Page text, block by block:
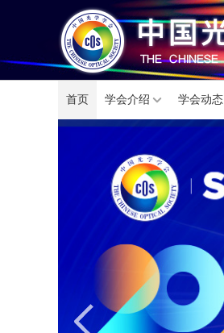
首页 学会介绍 学会动态